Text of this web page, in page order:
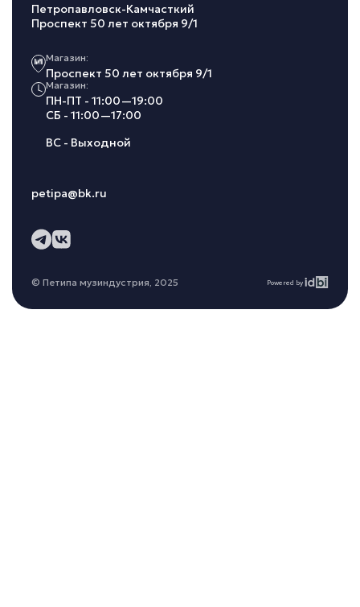
Петропавловск-Камчасткий
Проспект 50 лет октября 9/1
Магазин:
Проспект 50 лет октября 9/1
Магазин:
ПН-ПТ - 11:00—19:00
СБ - 11:00—17:00
ВС - Выходной
petipa@bk.ru
© Петипа музиндустрия, 2025 Powered by